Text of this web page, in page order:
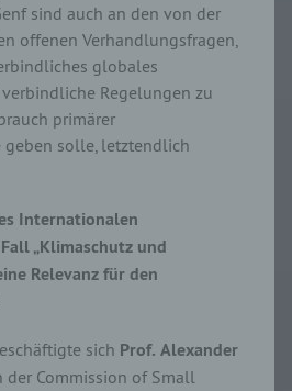
sind auch an den von der
offenen Verhandlungsfragen,
globales
Regelungen zu
primärer
solle, letztendlich
Internationalen
„Klimaschutz und
Relevanz für den
sich Prof. Alexander
der Commission of Small